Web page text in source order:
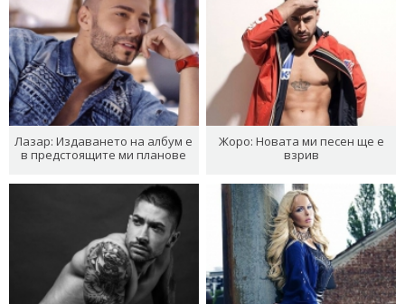
Лазар: Издаването на албум е
в предстоящите ми планове
Жоро: Новата ми песен ще е
взрив